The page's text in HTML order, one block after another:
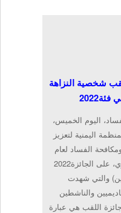
شخصية النزاهة
اليوم الخميس،
اليمنية لتعزيز
الفساد لعام
202‪2م. وحصل الأستاذ أحمد الزكري، على الجائزة
والتي شهدت
والناشطين
اللقب هي عبارة